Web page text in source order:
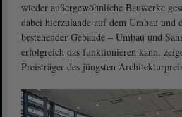
wieder außergewöhnliche Bauwerke
dabei hierzulande auf dem Umbau und
bestehender Gebäude – Umbau und
erfolgreich das funktionieren kann,
Preisträger des jüngsten